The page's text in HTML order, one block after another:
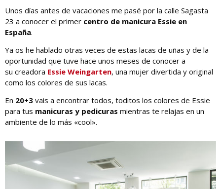
Unos días antes de vacaciones me pasé por la calle Sagasta
23 a conocer el primer centro de manicura Essie en
España.
Ya os he hablado otras veces de estas lacas de uñas y de la
oportunidad que tuve hace unos meses de conocer a
su creadora Essie Weingarten, una mujer divertida y original
como los colores de sus lacas.
En 20+3 vais a encontrar todos, toditos los colores de Essie
para tus manicuras y pedicuras mientras te relajas en un
ambiente de lo más «cool».